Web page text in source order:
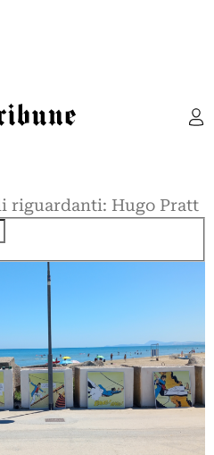
riguardanti: Hugo Pratt